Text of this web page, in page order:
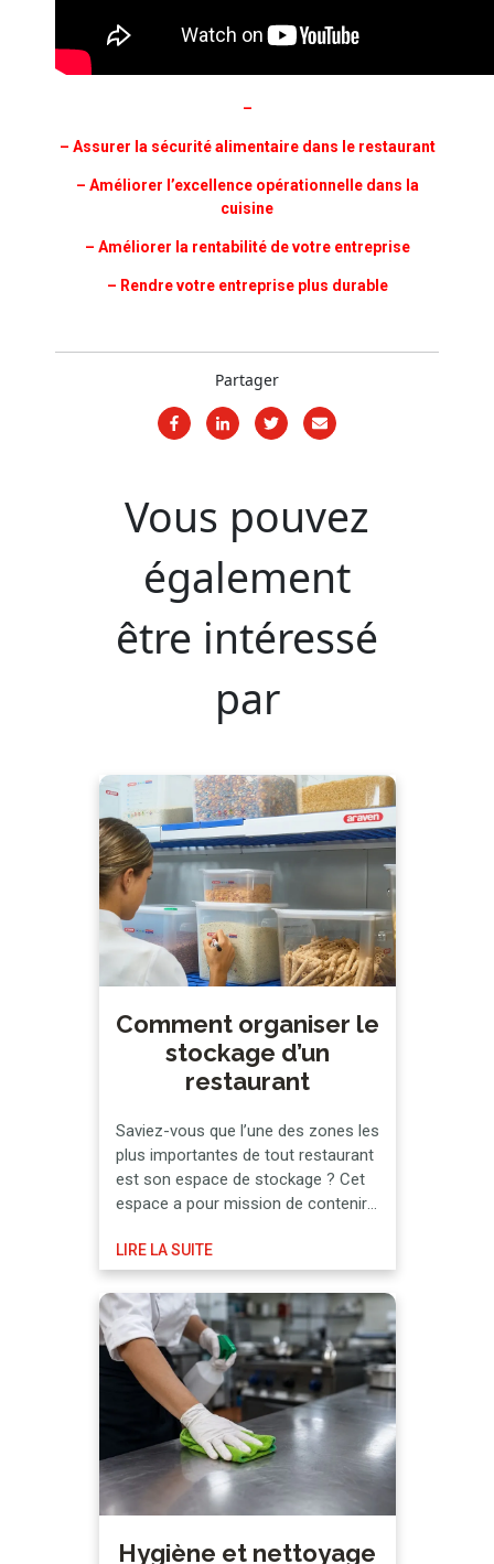
–
– Assurer la sécurité alimentaire dans le restaurant
– Améliorer l’excellence opérationnelle dans la
cuisine
– Améliorer la rentabilité de votre entreprise
– Rendre votre entreprise plus durable
Partager
Vous pouvez
également
être intéressé
par
Comment organiser le
stockage d’un
restaurant
Saviez-vous que l’une des zones les
plus importantes de tout restaurant
est son espace de stockage ? Cet
espace a pour mission de contenir
nécessaires au fonctionnement de
l’établissement, ce qui fait de l’ordre
une exigence indispensable. Tous
les aliments n’ont pas la même date
de péremption et ne nécessitent
pas tous …
LIRE LA SUITE
Hygiène et nettoyage